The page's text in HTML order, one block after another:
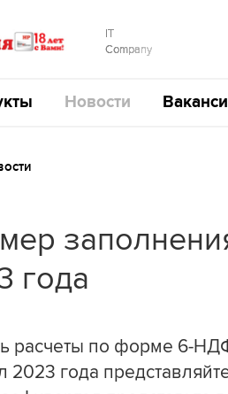
IT
Company
Новости
года
расчеты по форме 6-
2023 года